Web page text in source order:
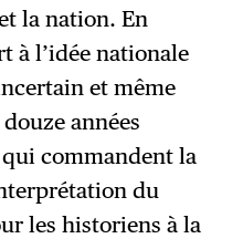
la nation. En
à l’idée nationale
et même
années
commandent la
du
les historiens à la